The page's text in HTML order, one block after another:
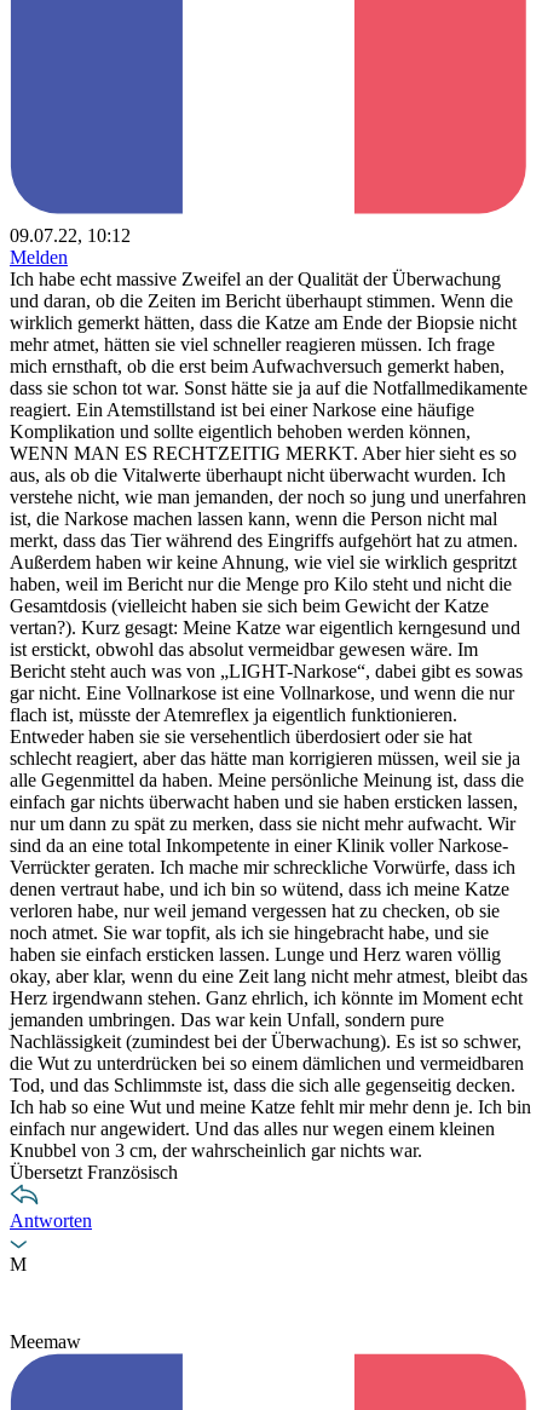
09.07.22, 10:12
Melden
Ich habe echt massive Zweifel an der Qualität der Überwachung
und daran, ob die Zeiten im Bericht überhaupt stimmen. Wenn die
wirklich gemerkt hätten, dass die Katze am Ende der Biopsie nicht
mehr atmet, hätten sie viel schneller reagieren müssen. Ich frage
mich ernsthaft, ob die erst beim Aufwachversuch gemerkt haben,
dass sie schon tot war. Sonst hätte sie ja auf die Notfallmedikamente
reagiert. Ein Atemstillstand ist bei einer Narkose eine häufige
Komplikation und sollte eigentlich behoben werden können,
WENN MAN ES RECHTZEITIG MERKT. Aber hier sieht es so
aus, als ob die Vitalwerte überhaupt nicht überwacht wurden. Ich
verstehe nicht, wie man jemanden, der noch so jung und unerfahren
ist, die Narkose machen lassen kann, wenn die Person nicht mal
merkt, dass das Tier während des Eingriffs aufgehört hat zu atmen.
Außerdem haben wir keine Ahnung, wie viel sie wirklich gespritzt
haben, weil im Bericht nur die Menge pro Kilo steht und nicht die
Gesamtdosis (vielleicht haben sie sich beim Gewicht der Katze
vertan?). Kurz gesagt: Meine Katze war eigentlich kerngesund und
ist erstickt, obwohl das absolut vermeidbar gewesen wäre. Im
Bericht steht auch was von „LIGHT-Narkose“, dabei gibt es sowas
gar nicht. Eine Vollnarkose ist eine Vollnarkose, und wenn die nur
flach ist, müsste der Atemreflex ja eigentlich funktionieren.
Entweder haben sie sie versehentlich überdosiert oder sie hat
schlecht reagiert, aber das hätte man korrigieren müssen, weil sie ja
alle Gegenmittel da haben. Meine persönliche Meinung ist, dass die
einfach gar nichts überwacht haben und sie haben ersticken lassen,
nur um dann zu spät zu merken, dass sie nicht mehr aufwacht. Wir
sind da an eine total Inkompetente in einer Klinik voller Narkose-
Verrückter geraten. Ich mache mir schreckliche Vorwürfe, dass ich
denen vertraut habe, und ich bin so wütend, dass ich meine Katze
verloren habe, nur weil jemand vergessen hat zu checken, ob sie
noch atmet. Sie war topfit, als ich sie hingebracht habe, und sie
haben sie einfach ersticken lassen. Lunge und Herz waren völlig
okay, aber klar, wenn du eine Zeit lang nicht mehr atmest, bleibt das
Herz irgendwann stehen. Ganz ehrlich, ich könnte im Moment echt
jemanden umbringen. Das war kein Unfall, sondern pure
Nachlässigkeit (zumindest bei der Überwachung). Es ist so schwer,
die Wut zu unterdrücken bei so einem dämlichen und vermeidbaren
Tod, und das Schlimmste ist, dass die sich alle gegenseitig decken.
Ich hab so eine Wut und meine Katze fehlt mir mehr denn je. Ich bin
einfach nur angewidert. Und das alles nur wegen einem kleinen
Knubbel von 3 cm, der wahrscheinlich gar nichts war.
Übersetzt Französisch
Antworten
M
Meemaw